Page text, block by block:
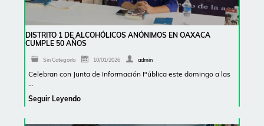
DISTRITO 1 DE ALCOHÓLICOS ANÓNIMOS EN OAXACA
CUMPLE 50 AÑOS
Sin Categoría 10/01/2026 admin
Celebran con Junta de Información Pública este domingo a las
…
Seguir Leyendo